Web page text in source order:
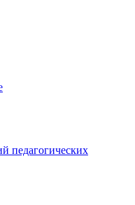
педагогических